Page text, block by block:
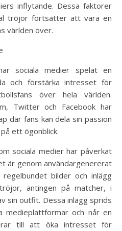
inflytande. Dessa faktorer
tröjor fortsätter att vara en
världen över.
sociala medier spelat en
och förstärka intresset för
över hela världen.
Twitter och Facebook har
där fans kan dela sin passion
ett ögonblick.
sociala medier har påverkat
är genom användargenererat
regelbundet bilder och inlägg
antingen på matcher, i
sin outfit. Dessa inlägg sprids
medieplattformar och når en
till att öka intresset för